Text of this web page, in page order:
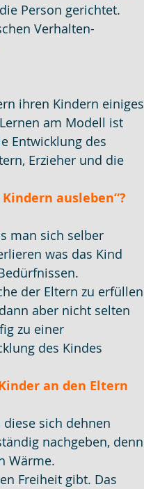
Person gerichtet.
Verhalten-
ihren Kindern einiges
am Modell ist
Entwicklung des
Erzieher und die
ausleben“?
man sich selber
was das Kind
der Eltern zu erfüllen
aber nicht selten
zu einer
des Kindes
an den Eltern
sich dehnen
nachgeben, denn
Wärme.
Freiheit gibt. Das